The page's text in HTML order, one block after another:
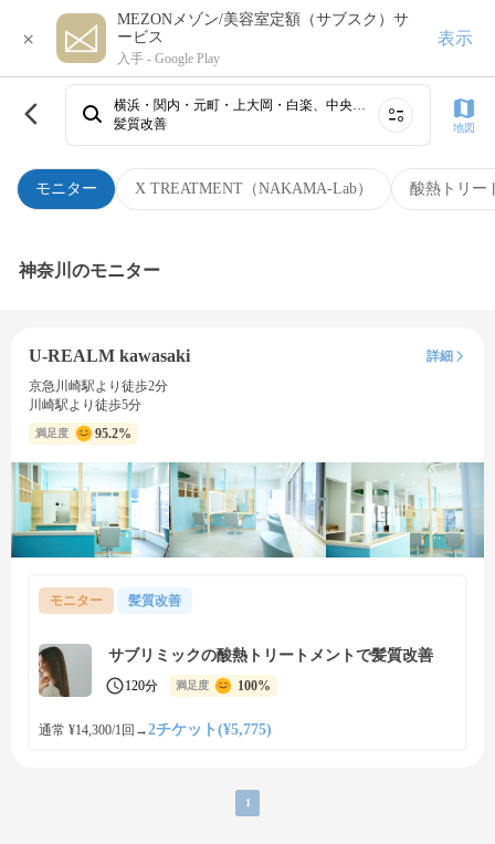
×
MEZONメゾン/美容室定額（サブスク）サ
ービス
入手 - Google Play
表示
モニター X TREATMENT（NAKAMA-Lab） 酸熱トリー
横浜・関内・元町・上大岡・白楽、中央林間・相模大野、新横浜、藤沢、センター南・二俣川・戸塚・杉田・金沢文庫、川崎・鶴見、溝の口・たまプラーザ・青葉台・あざみ野、武蔵小杉・日吉・綱島・大倉山・菊名、子安・生麦、本厚木・海老名～小田急相模原⋯
髪質改善
地図
神奈川のモニター
U-REALM kawasaki
詳細
京急川崎駅より徒歩2分
川崎駅より徒歩5分
満足度 95.2%
モニター 髪質改善
サブリミックの酸熱トリートメントで髪質改善
120分 満足度 100%
通常 ¥14,300/1回 →2チケット(¥5,775)
1